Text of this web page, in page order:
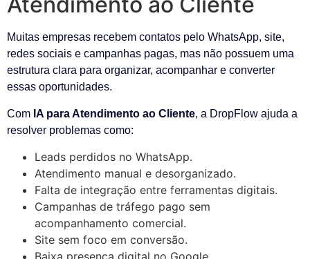
Muitas empresas recebem contatos pelo WhatsApp, site,
redes sociais e campanhas pagas, mas não possuem uma
estrutura clara para organizar, acompanhar e converter
essas oportunidades.
Com IA para Atendimento ao Cliente, a DropFlow ajuda a
resolver problemas como:
Leads perdidos no WhatsApp.
Atendimento manual e desorganizado.
Falta de integração entre ferramentas digitais.
Campanhas de tráfego pago sem
acompanhamento comercial.
Site sem foco em conversão.